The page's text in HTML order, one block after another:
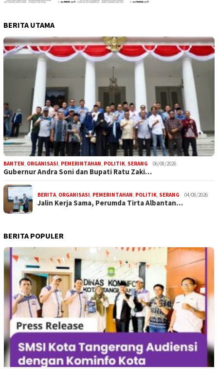
BERITA UTAMA
BANTEN, ORGANISASI, PEMERINTAHAN, POLITIK, SERANG 06/08/2026
Gubernur Andra Soni dan Bupati Ratu Zaki…
BERITA, ORGANISASI, PEMERINTAHAN, POLITIK, SERANG 04/08/2026
Jalin Kerja Sama, Perumda Tirta Albantan…
BERITA POPULER